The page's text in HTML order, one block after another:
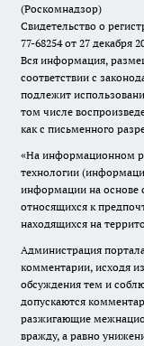
(Роскомнадзор)
Свидетельство о
77-68254 от 27 декабря
Вся информация,
соответствии с
подлежит
том числе
как с письменного
«На информационном
технологии
информации на основе
относящихся к
находящихся на
Администрация
комментарии, исходя
обсуждения тем и
допускаются
разжигающие
вражду, а равно